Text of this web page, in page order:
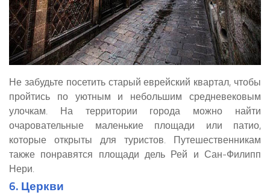
Не забудьте посетить старый еврейский квартал, чтобы
пройтись по уютным и небольшим средневековым
улочкам. На территории города можно найти
очаровательные маленькие площади или патио,
которые открыты для туристов. Путешественникам
также понравятся площади дель Рей и Сан-Филипп
Нери.
6. Церкви